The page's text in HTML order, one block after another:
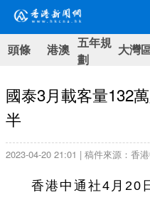
頭條 港澳 五年規
劃
大灣
國泰3月載客量132
半
2023-04-20 21:01 | 稿件來源：香
香港中通社4月20